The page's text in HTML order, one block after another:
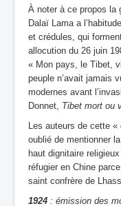
À noter à ce propos la
Dalaï Lama a
et crédules, qui
allocution du 26 juin
« Mon pays, le Tibet,
peuple n’avait jamais
modernes avant
Donnet, Tibet mort ou
Les auteurs de cette «
oublié de mentionner
haut dignitaire
réfugier en Chine
saint confrère de
1924 : émission des